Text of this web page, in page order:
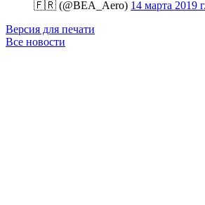
🇫🇷 (@BEA_Aero) 14 марта 2019 г.
Версия для печати
Все новости